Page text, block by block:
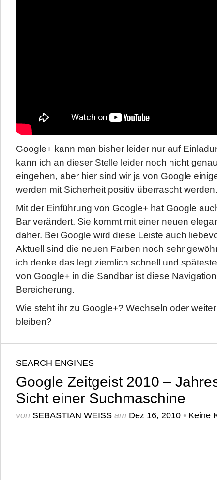
Google+ kann man bisher leider nur auf
kann ich an dieser Stelle leider noch nicht
eingehen, aber hier sind wir ja von Google
werden mit Sicherheit positiv überrascht werden.
Mit der Einführung von Google+ hat Google
Bar verändert. Sie kommt mit einer neuen
daher. Bei Google wird diese Leiste auch
Aktuell sind die neuen Farben noch sehr
ich denke das legt ziemlich schnell und
von Google+ in die Sandbar ist diese
Bereicherung.
Wie steht ihr zu Google+? Wechseln oder
bleiben?
SEARCH ENGINES
Google Zeitgeist 2010 –
Sicht einer Suchmaschine
von SEBASTIAN WEISSam Dez 16, 2010 • Keine